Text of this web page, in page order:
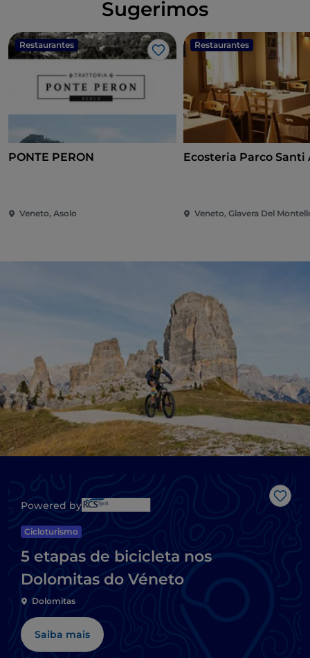
Sugerimos
Restaurantes
Gosto
PONTE PERON
Veneto, Asolo
Restaurantes
Ecosteria Parco Santi
Veneto, Giavera Del
Powered by
Cicloturismo
5 etapas de bicicleta nos
Dolomitas do Véneto
Dolomitas
Saiba mais